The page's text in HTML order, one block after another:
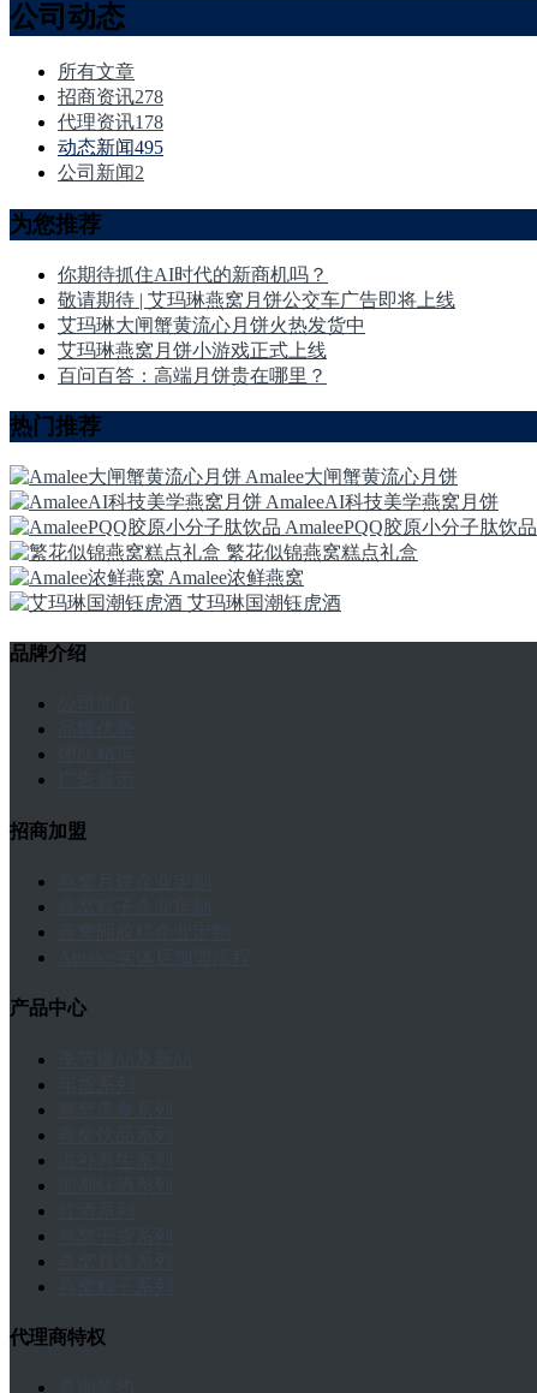
公司动态
所有文章
招商资讯278
代理资讯178
动态新闻495
公司新闻2
为您推荐
你期待抓住AI时代的新商机吗？
敬请期待 | 艾玛琳燕窝月饼公交车广告即将上线
艾玛琳大闸蟹黄流心月饼火热发货中
艾玛琳燕窝月饼小游戏正式上线
百问百答：高端月饼贵在哪里？
热门推荐
Amalee大闸蟹黄流心月饼
AmaleeAI科技美学燕窝月饼
AmaleePQQ胶原小分子肽饮品
繁花似锦燕窝糕点礼盒
Amalee浓鲜燕窝
艾玛琳国潮钰虎酒
品牌介绍
招商加盟
产品中心
代理商特权